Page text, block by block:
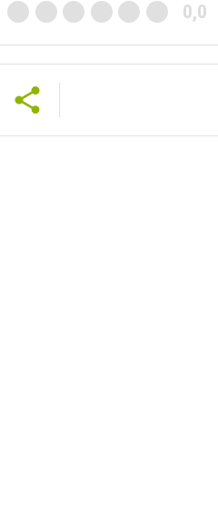
0,0